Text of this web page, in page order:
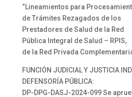
“Lineamientos para
de Trámites Rezagados de los
Prestadores de Salud de la Red
Pública Integral de Salud – RPIS,
de la Red Privada
FUNCIÓN JUDICIAL Y JUSTICIA
DEFENSORÍA PÚBLICA:
DP-DPG-DASJ-2024-099 Se